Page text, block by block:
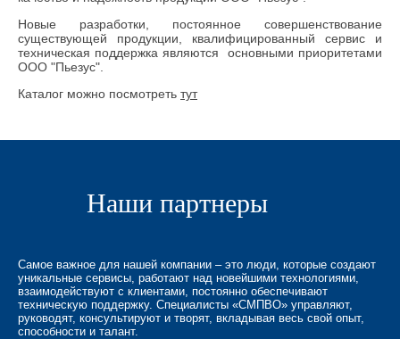
Новые разработки, постоянное совершенствование
существующей продукции, квалифицированный сервис и
техническая поддержка являются основными приоритетами
ООО "Пьезус".
Каталог можно посмотреть тут
Наши партнеры
Самое важное для нашей компании – это люди, которые создают
уникальные сервисы, работают над новейшими технологиями,
взаимодействуют с клиентами, постоянно обеспечивают
техническую поддержку. Специалисты «СМПВО» управляют,
руководят, консультируют и творят, вкладывая весь свой опыт,
способности и талант.